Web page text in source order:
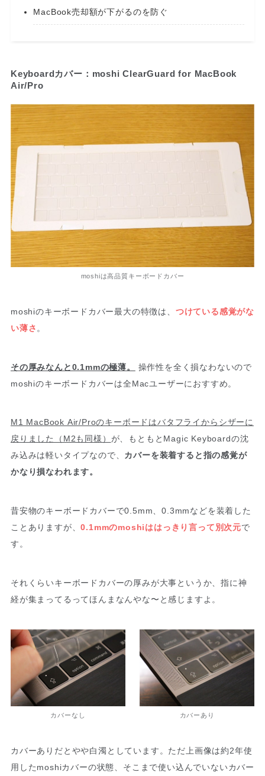
MacBook売却額が下がるのを防ぐ
Keyboardカバー：moshi ClearGuard for MacBook
Air/Pro
moshiは高品質キーボードカバー
moshiのキーボードカバー最大の特徴は、 つけている感覚がな
い薄さ 。
その厚みなんと0.1mmの極薄。
操作性を全く損なわないので
moshiのキーボードカバーは全Macユーザーにおすすめ。
M1 MacBook Air/Proのキーボードはバタフライからシザーに
戻りました（M2も同様） が、もともとMagic Keyboardの沈
み込みは軽いタイプなので、 カバーを装着すると指の感覚が
かなり損なわれます。
昔安物のキーボードカバーで0.5mm、0.3mmなどを装着した
ことありますが、0.1mmのmoshiははっきり言って別次元で
す。
それくらいキーボードカバーの厚みが大事というか、指に神
経が集まってるってほんまなんやな〜と感じますよ。
カバーなし カバーあり
カバーありだとやや白濁としています。ただ上画像は約2年使
用したmoshiカバーの状態、そこまで使い込んでいないカバー